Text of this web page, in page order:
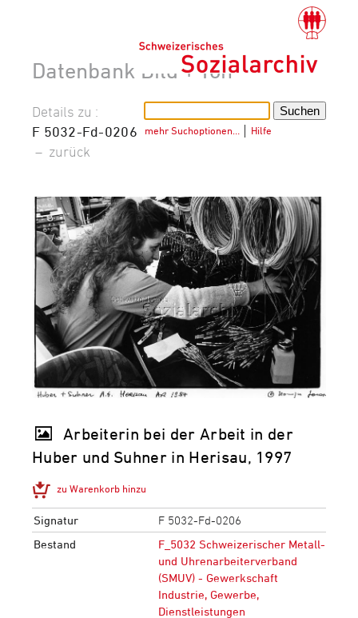
Datenbank Bild + Ton
mehr Suchoptionen… Hilfe
Details zu :
F 5032-Fd-0206
– zurück
Arbeiterin bei der Arbeit in der
Huber und Suhner in Herisau, 1997
zu Warenkorb hinzu
Signatur
F 5032-Fd-0206
Bestand
F_5032 Schweizerischer Metall-
und Uhrenarbeiterverband
(SMUV) - Gewerkschaft
Industrie, Gewerbe,
Dienstleistungen